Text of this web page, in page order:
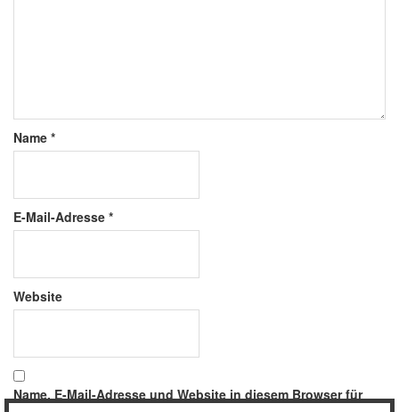
Name *
E-Mail-Adresse *
Website
Name, E-Mail-Adresse und Website in diesem Browser für